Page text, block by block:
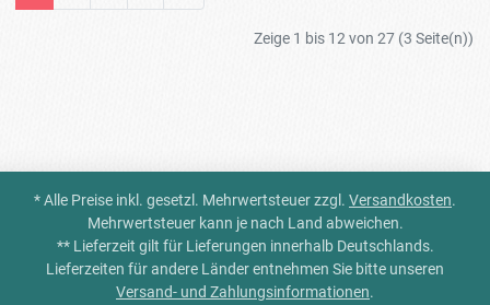
Zeige 1 bis 12 von 27 (3 Seite(n))
* Alle Preise inkl. gesetzl. Mehrwertsteuer zzgl. Versandkosten.
Mehrwertsteuer kann je nach Land abweichen.
** Lieferzeit gilt für Lieferungen innerhalb Deutschlands.
Lieferzeiten für andere Länder entnehmen Sie bitte unseren
Versand- und Zahlungsinformationen.